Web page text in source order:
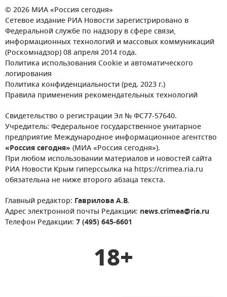
© 2026 МИА «Россия сегодня»
Сетевое издание РИА Новости зарегистрировано в
Федеральной службе по надзору в сфере связи,
информационных технологий и массовых коммуникаций
(Роскомнадзор) 08 апреля 2014 года.
Политика использования Cookie и автоматического
логирования
Политика конфиденциальности (ред. 2023 г.)
Правила применения рекомендательных технологий
Свидетельство о регистрации Эл № ФС77-57640.
Учредитель: Федеральное государственное унитарное
предприятие Международное информационное агентство
«Россия сегодня» (МИА «Россия сегодня»).
При любом использовании материалов и новостей сайта
РИА Новости Крым гиперссылка на https://crimea.ria.ru
обязательна не ниже второго абзаца текста.
Главный редактор: Гаврилова А.В.
Адрес электронной почты Редакции: news.crimea@ria.ru
Телефон Редакции: 7 (495) 645-6601
18+